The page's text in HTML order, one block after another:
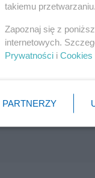
tu, w
takiemu
Zapoznaj się z
internetowych.
Prywatności i Cookies
PARTNERZY